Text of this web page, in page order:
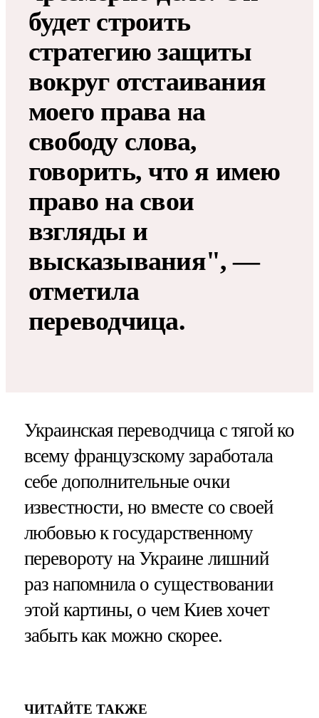
будет строить
стратегию защиты
вокруг отстаивания
моего права на
свободу слова,
говорить, что я имею
право на свои
взгляды и
высказывания", —
отметила
переводчица.
Украинская переводчица с тягой ко
всему французскому заработала
себе дополнительные очки
известности, но вместе со своей
любовью к государственному
перевороту на Украине лишний
раз напомнила о существовании
этой картины, о чем Киев хочет
забыть как можно скорее.
ЧИТАЙТЕ ТАКЖЕ